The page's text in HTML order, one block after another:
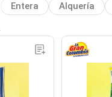
Entera Alquería